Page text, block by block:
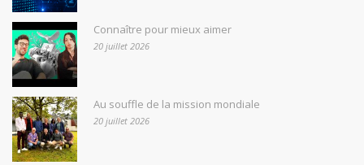
Connaître pour mieux aimer
20 juillet 2026
Au souffle de la mission mondiale
20 juillet 2026